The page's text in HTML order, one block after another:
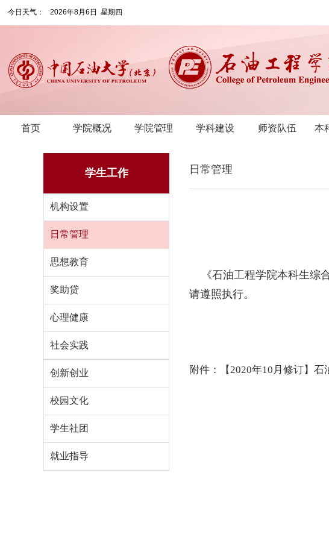
今日天气： 2026年8月6日 星期四
首页 学院概况 学院管理 学科建设 师资队伍 本
学生工作
机构设置
日常管理
思想教育
奖助贷
心理健康
社会实践
创新创业
校园文化
学生社团
就业指导
日常管理
《石油工程学院本科生综
请遵照执行。
附件：【2020年10月修订】